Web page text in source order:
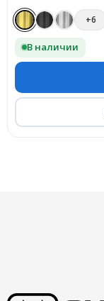
+6
В наличии